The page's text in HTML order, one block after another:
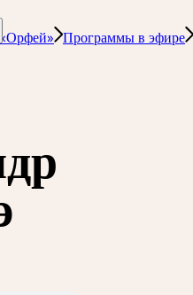
Программы в эфире